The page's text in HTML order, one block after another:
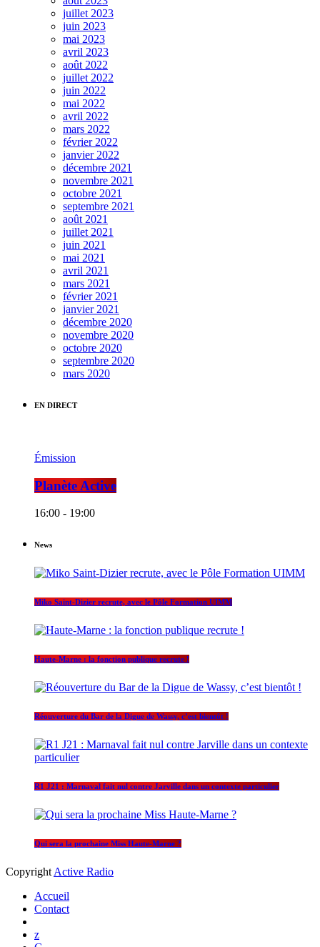
juillet 2023
juin 2023
mai 2023
avril 2023
août 2022
juillet 2022
juin 2022
mai 2022
avril 2022
mars 2022
février 2022
janvier 2022
décembre 2021
novembre 2021
octobre 2021
septembre 2021
août 2021
juillet 2021
juin 2021
mai 2021
avril 2021
mars 2021
février 2021
janvier 2021
décembre 2020
novembre 2020
octobre 2020
septembre 2020
mars 2020
EN DIRECT
Émission
Planète Active
16:00 - 19:00
News
Miko Saint-Dizier recrute, avec le Pôle Formation UIMM
Haute-Marne : la fonction publique recrute !
Réouverture du Bar de la Digue de Wassy, c’est bientôt !
R1 J21 : Marnaval fait nul contre Jarville dans un contexte particulier
Qui sera la prochaine Miss Haute-Marne ?
Copyright Active Radio
Accueil
Contact